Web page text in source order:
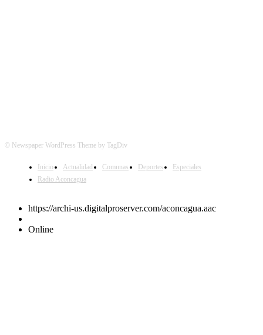
© Newspaper WordPress Theme by TagDiv
Inicio Actualidad Comunas Deportes
Especiales
Radio Aconcagua
https://archi-us.digitalproserver.com/aconcagua.aac
Online